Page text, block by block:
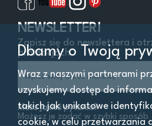
NEWSLETTER!
Zapisz się do newslettera i
promocjach
Masz jakieś pytania?
Możesz je zadać w szybki sposób
Dbamy o Twoją
Wraz z naszymi partnerami
uzyskujemy dostęp do
takich jak unikatowe
cookie, w celu przetwarzania